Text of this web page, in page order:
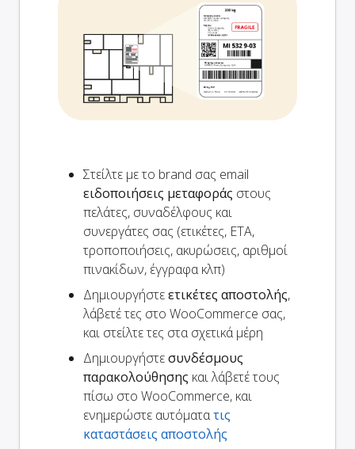
Στείλτε με το brand σας email
ειδοποιήσεις μεταφοράς στους
πελάτες, συναδέλφους και
συνεργάτες σας (ετικέτες, ETA,
τροποποιήσεις, ακυρώσεις, αριθμοί
πινακίδων, έγγραφα κλπ)
Δημιουργήστεετικέτες αποστολής,
λάβετέ τες στο WooCommerce σας,
και στείλτε τες στα σχετικά μέρη
Δημιουργήστεσυνδέσμους
παρακολούθησης και λάβετέ τους
πίσω στο WooCommerce, και
ενημερώστε αυτόματατις
καταστάσεις αποστολής